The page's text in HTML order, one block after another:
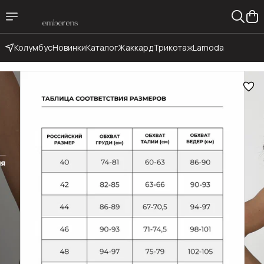
КолумбусНовинкиКаталогЖаккардТрикотажLamoda